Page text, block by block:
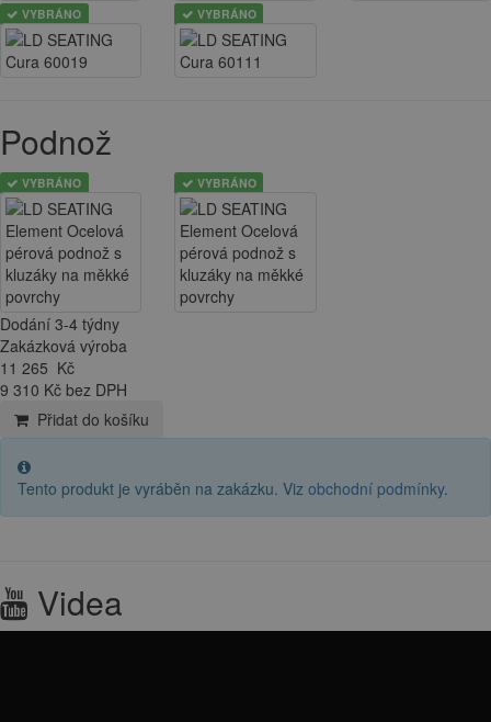
VYBRÁNO VYBRÁNO
Podnož
VYBRÁNO VYBRÁNO
Dodání 3-4 týdny
Zakázková výroba
11 265 Kč
9 310 Kč bez DPH
Přidat do košíku
Tento produkt je vyráběn na zakázku. Viz obchodní podmínky.
Videa